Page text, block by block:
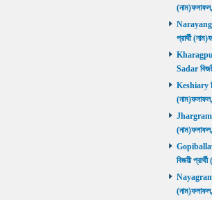
প্রার্থী
Kharagpur
Sadar
Keshiary
Jhargram
বিজয়ী
Nayagram